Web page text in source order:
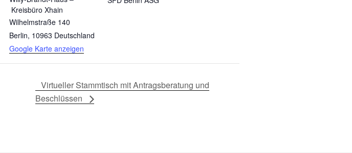
Kreisbüro Xhain
Wilhelmstraße 140
Berlin, 10963 Deutschland
Google Karte anzeigen
Virtueller Stammtisch mit Antragsberatung und
Beschlüssen